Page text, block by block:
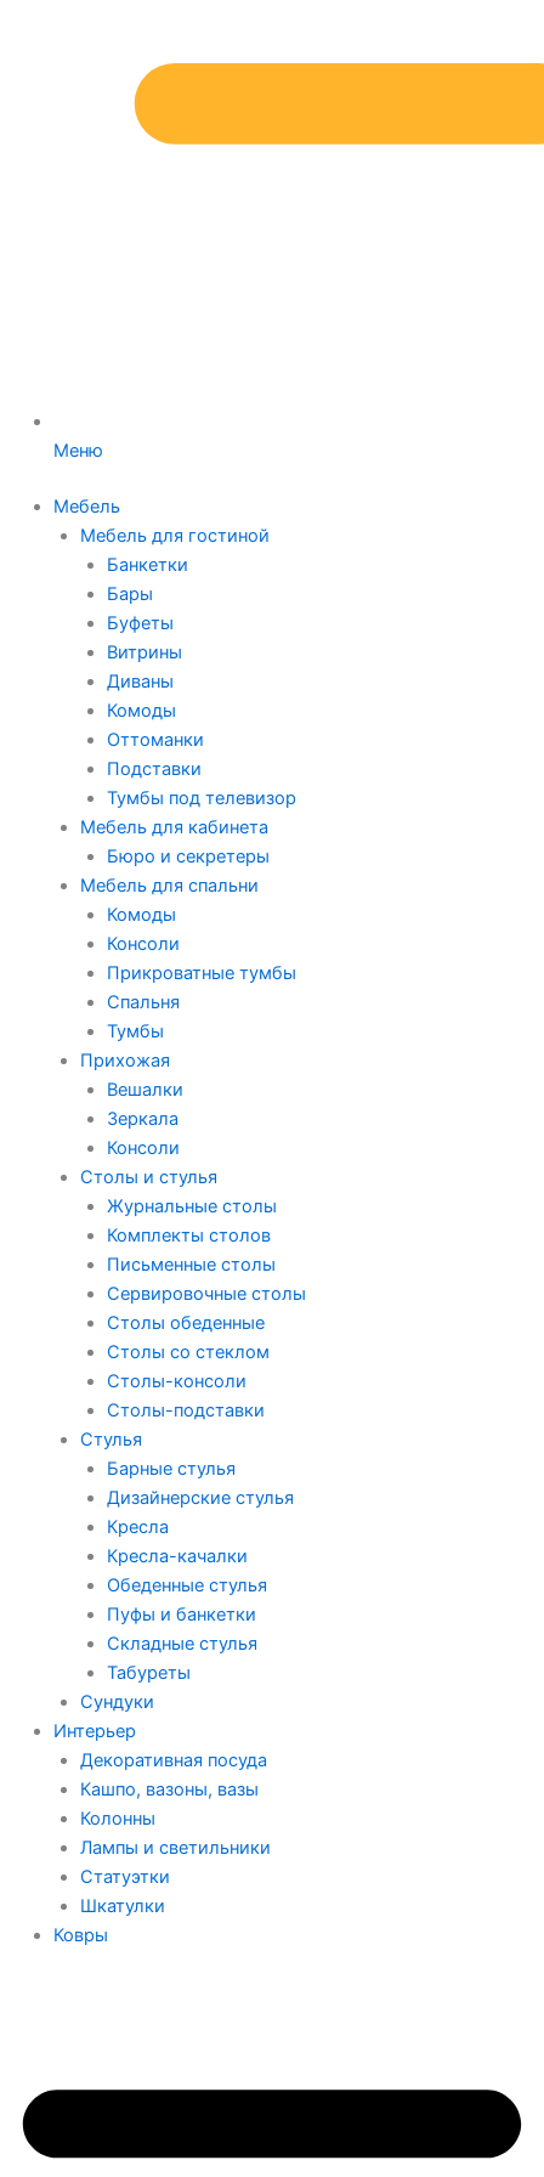
Меню
Мебель
Мебель для гостиной
Банкетки
Бары
Буфеты
Витрины
Диваны
Комоды
Оттоманки
Подставки
Тумбы под телевизор
Мебель для кабинета
Бюро и секретеры
Мебель для спальни
Комоды
Консоли
Прикроватные тумбы
Спальня
Тумбы
Прихожая
Вешалки
Зеркала
Консоли
Столы и стулья
Журнальные столы
Комплекты столов
Письменные столы
Сервировочные столы
Столы обеденные
Столы со стеклом
Столы-консоли
Столы-подставки
Стулья
Барные стулья
Дизайнерские стулья
Кресла
Кресла-качалки
Обеденные стулья
Пуфы и банкетки
Складные стулья
Табуреты
Сундуки
Интерьер
Декоративная посуда
Кашпо, вазоны, вазы
Колонны
Лампы и светильники
Статуэтки
Шкатулки
Ковры